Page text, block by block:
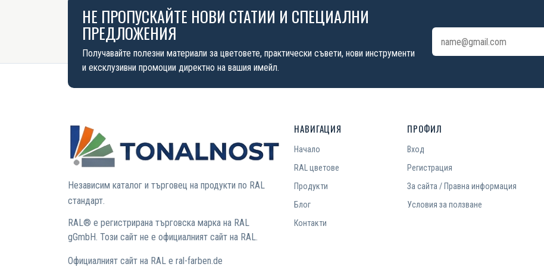
НЕ ПРОПУСКАЙТЕ НОВИ СТАТИИ И СПЕЦИАЛНИ
ПРЕДЛОЖЕНИЯ
Получавайте полезни материали за цветовете, практически съвети, нови инструменти
и ексклузивни промоции директно на вашия имейл.
Имейл адрес
Независим каталог и търговец на продукти по RAL
стандарт.
RAL® е регистрирана търговска марка на RAL
gGmbH. Този сайт не е официалният сайт на RAL.
Официалният сайт на RAL е ral-farben.de
НАВИГАЦИЯ
Начало
RAL цветове
Продукти
Блог
Контакти
ПРОФИЛ
Вход
Регистрация
За сайта / Правна информация
Условия за ползване